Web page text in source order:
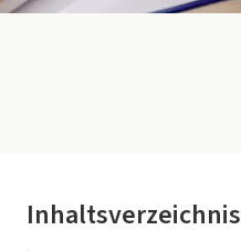
Inhaltsverzeichnis